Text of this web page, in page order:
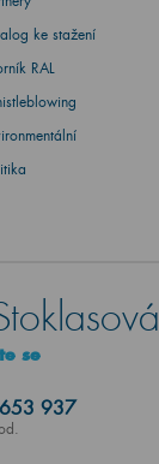
ke stažení
RAL
se
937